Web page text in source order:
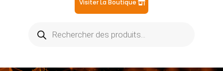
Visiter La Boutique
produits